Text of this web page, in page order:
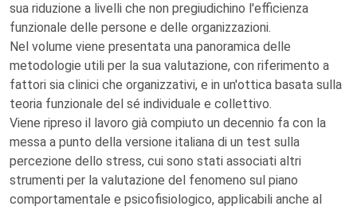
sua riduzione a livelli che non pregiudichino l'efficienza
funzionale delle persone e delle organizzazioni.
Nel volume viene presentata una panoramica delle
metodologie utili per la sua valutazione, con riferimento a
fattori sia clinici che organizzativi, e in un'ottica basata sulla
teoria funzionale del sé individuale e collettivo.
Viene ripreso il lavoro già compiuto un decennio fa con la
messa a punto della versione italiana di un test sulla
percezione dello stress, cui sono stati associati altri
strumenti per la valutazione del fenomeno sul piano
comportamentale e psicofisiologico, applicabili anche al